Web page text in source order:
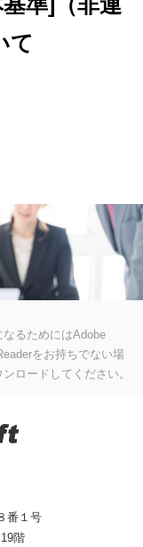
て
るためにはAdobe
をお持ちでない場
ロードしてください。
番１号
階